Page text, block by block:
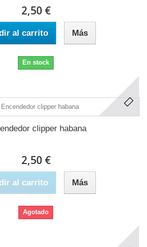
2,50 €
al carrito Más
En stock
clipper habana
2,50 €
al carrito Más
Agotado